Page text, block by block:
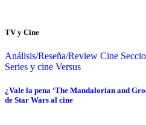
TV y Cine
Análisis/Reseña/Review Cine
Series y cine Versus
¿Vale la pena ‘The Mandalorian and
de Star Wars al cine